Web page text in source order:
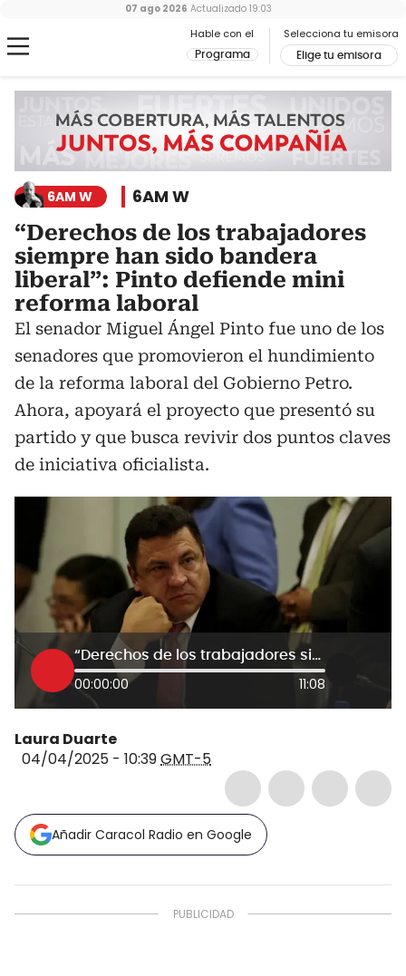
Hable con el
Programa
Selecciona tu emisora
Elige tu emisora
07 ago 2026 Actualizado 19:03
6AM W 6AM W
“Derechos de los trabajadores
siempre han sido bandera
liberal”: Pinto defiende mini
reforma laboral
El senador Miguel Ángel Pinto fue uno de los
senadores que promovieron el hundimiento
de la reforma laboral del Gobierno Petro.
Ahora, apoyará el proyecto que presentó su
partido y que busca revivir dos puntos claves
de iniciativa oficialista.
“Derechos de los trabajadores siempre han sido bandera liberal”: Pinto defiende mini reforma laboral
00:00:00 11:08
Laura Duarte
04/04/2025 - 10:39GMT-5
Añadir Caracol Radio en Google